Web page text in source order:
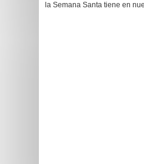
la Semana Santa tiene en